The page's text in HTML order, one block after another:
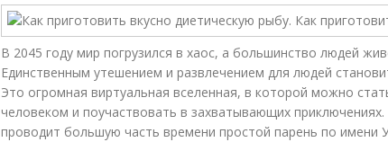
В 2045 году мир погрузился в хаос, а большинство людей
Единственным утешением и развлечением для людей
Это огромная виртуальная вселенная, в которой можно
человеком и поучаствовать в захватывающих
проводит большую часть времени простой парень по имени